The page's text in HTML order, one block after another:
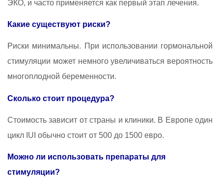
ЭКО, и часто применяется как первый этап лечения.
Какие существуют риски?
Риски минимальны. При использовании гормональной
стимуляции может немного увеличиваться вероятность
многоплодной беременности.
Сколько стоит процедура?
Стоимость зависит от страны и клиники. В Европе один
цикл IUI обычно стоит от 500 до 1500 евро.
Можно ли использовать препараты для
стимуляции?